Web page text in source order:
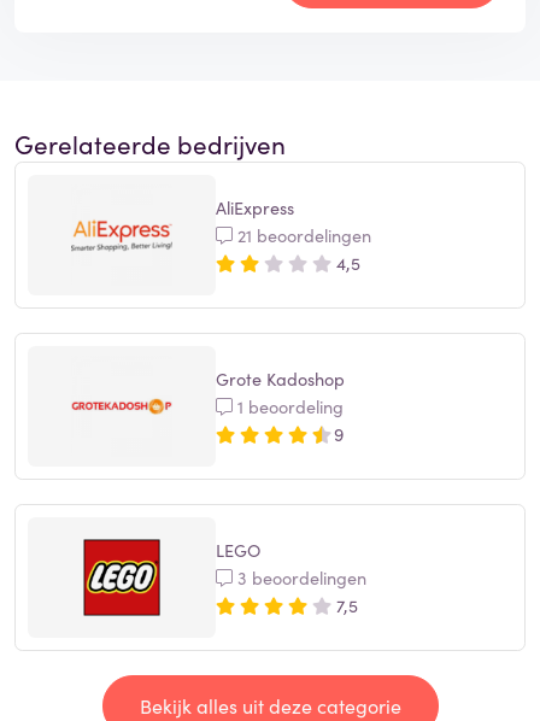
Gerelateerde bedrijven
AliExpress
21 beoordelingen
4,5
Grote Kadoshop
1 beoordeling
9
LEGO
3 beoordelingen
7,5
Bekijk alles uit deze categorie